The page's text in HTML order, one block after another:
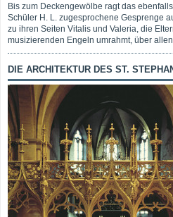
Bis zum Deckengewölbe ragt das
Schüler H. L. zugesprochene Gesprenge
zu ihren Seiten Vitalis und Valeria, die
musizierenden Engeln umrahmt, über
DIE ARCHITEKTUR DES ST.